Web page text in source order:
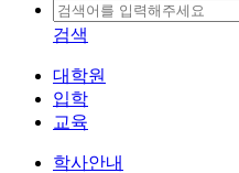
검색
대학원
입학
교육
학사안내